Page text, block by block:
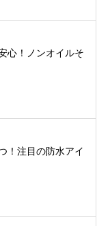
心！ノンオイルそ
！注目の防水アイ